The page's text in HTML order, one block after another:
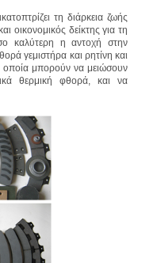
τη διάρκεια ζωής
οικονομικός δείκτης για τη
καλύτερη η αντοχή στην
γεμιστήρα και ρητίνη και
οποία μπορούν να μειώσουν
θερμική φθορά, και να